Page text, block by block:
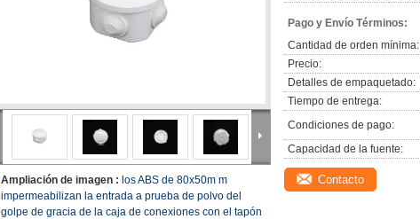
Ampliación de imagen : los ABS de 80x50m m
impermeabilizan la entrada a prueba de polvo del
golpe de gracia de la caja de conexiones con el tapón
Pago y Envío Términos:
Cantidad de orden mínima:
Precio:
Detalles de empaquetado:
Tiempo de entrega:
Condiciones de pago:
Capacidad de la fuente:
Contacto